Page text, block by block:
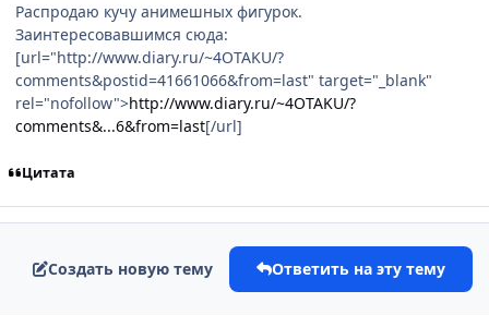
Распродаю кучу анимешных фигурок.
Заинтересовавшимся сюда:
[url="http://www.diary.ru/~4OTAKU/?
comments&postid=41661066&from=last" target="_blank"
rel="nofollow">http://www.diary.ru/~4OTAKU/?
comments&...6&from=last[/url]
Цитата
Создать новую тему Ответить на эту тему